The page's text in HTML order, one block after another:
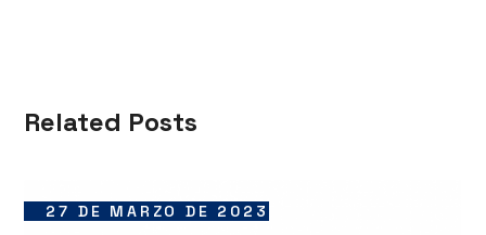
Related Posts
27 DE MARZO DE 2023